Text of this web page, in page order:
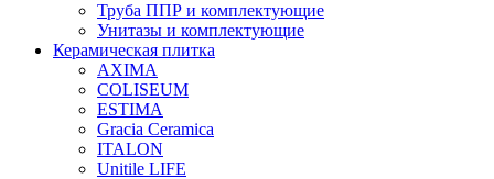
Труба ППР и комплектующие
Унитазы и комплектующие
Керамическая плитка
AXIMA
COLISEUM
ESTIMA
Gracia Ceramica
ITALON
Unitile LIFE